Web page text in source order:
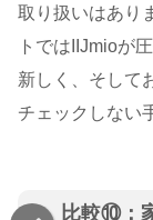
取り扱いはあり
トではIIJmioが
新しく、そして
チェックしない
比較⑩：